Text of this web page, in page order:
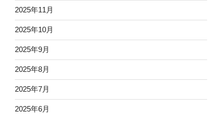
2025年11月
2025年10月
2025年9月
2025年8月
2025年7月
2025年6月